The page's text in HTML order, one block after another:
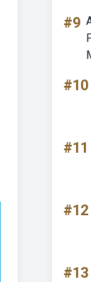
#9
#10
#11
#12
#13